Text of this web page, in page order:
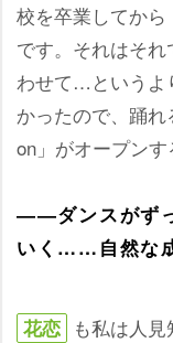
校を卒業してか
です。それはそ
わせて…というよ
かったので、踊
on」がオープンす
――ダンスがず
いく……自然な
花恋 も私は人